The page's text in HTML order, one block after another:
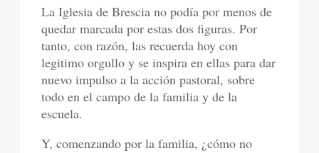
La Iglesia de Brescia no podía por menos de
quedar marcada por estas dos figuras. Por
tanto, con razón, las recuerda hoy con
legitimo orgullo y se inspira en ellas para dar
nuevo impulso a la acción pastoral, sobre
todo en el campo de la familia y de la
escuela.
Y, comenzando por la familia, ¿cómo no